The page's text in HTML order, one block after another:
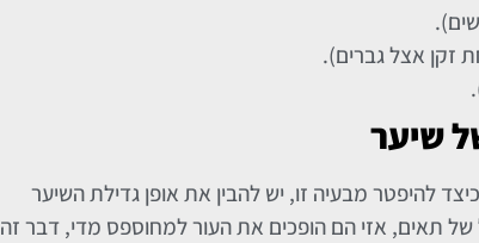
זקן אצל גברים).
שיער
להיפטר מבעיה זו, יש להבין את אופן גדילת השיער
תאים, אזי הם הופכים את העור למחוספס מדי, דבר זה